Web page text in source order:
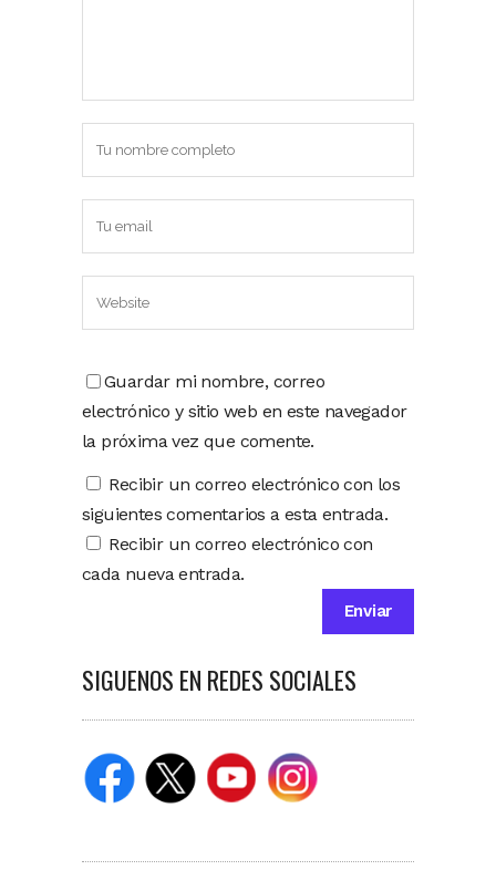
Guardar mi nombre, correo
electrónico y sitio web en este navegador
la próxima vez que comente.
Recibir un correo electrónico con los
siguientes comentarios a esta entrada.
Recibir un correo electrónico con
cada nueva entrada.
SIGUENOS EN REDES SOCIALES